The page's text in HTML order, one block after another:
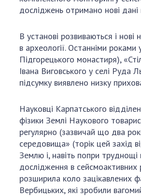
досліджень отримано нові
В установі розвиваються і
в археології. Останніми
Підгорецького монастиря),
Івана Виговського у селі Руда
підсумку виявлено низку
Науковці Карпатського
фізики Землі Наукового
регулярно (зазвичай що два
середовища» (торік цей захід
Землю і, навіть попри труднощі
дослідження в сейсмоактивних
розширила коло зацікавлених
Вербицьких, які зробили